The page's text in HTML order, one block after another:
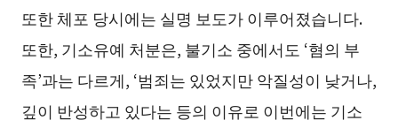
또한 체포 당시에는 실명 보도가 이루어졌습니다.
또한, 기소유예 처분은, 불기소 중에서도 ‘혐의 부
족’과는 다르게, ‘범죄는 있었지만 악질성이 낮거나,
깊이 반성하고 있다는 등의 이유로 이번에는 기소